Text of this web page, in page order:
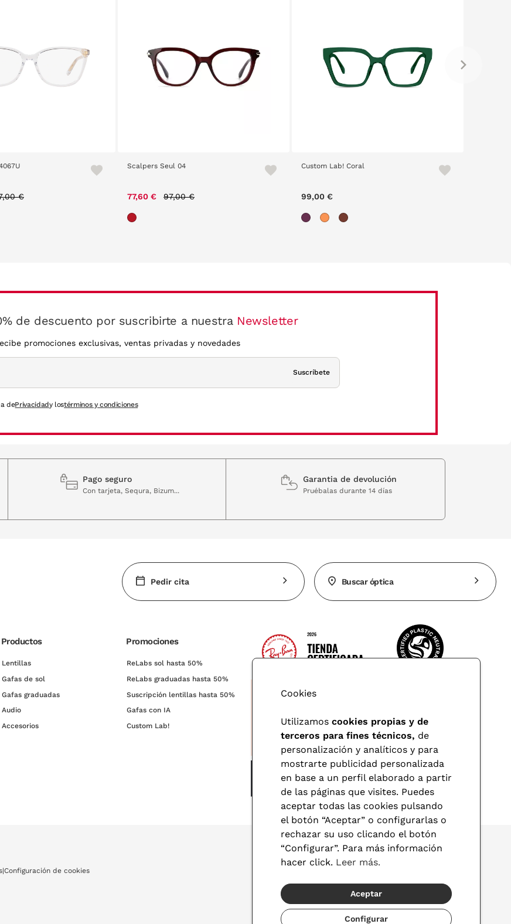
€
Scalpers Seul 04
77,60 € 97,00 €
Custom Lab! Coral
99,00 €
de descuento por suscribirte a nuestra Newsletter
promociones exclusivas, ventas privadas y novedades
Suscríbete
dePrivacidady lostérminos y condiciones
Pago seguro
Con tarjeta, Sequra, Bizum...
Garantia de devolución
Pruébalas durante 14 días
Pedir cita Buscar óptica
Productos
Lentillas
Gafas de sol
Gafas graduadas
Audio
Accesorios
Promociones
ReLabs sol hasta 50%
ReLabs graduadas hasta 50%
Suscripción lentillas hasta 50%
Gafas con IA
Custom Lab!
|Configuración de cookies
© 2026 Visionlab
Cookies
Utilizamos cookies propias y de
terceros para fines técnicos, de
personalización y analíticos y para
mostrarte publicidad personalizada
en base a un perfil elaborado a partir
de las páginas que visites. Puedes
aceptar todas las cookies pulsando
el botón “Aceptar” o configurarlas o
rechazar su uso clicando el botón
“Configurar”. Para más información
hacer click. Leer más.
Aceptar
Configurar